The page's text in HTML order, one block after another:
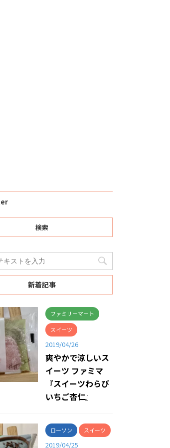
検索
新着記事
ファミリーマート
スイーツ
2019/04/26
爽やかで涼しいス
イーツ ファミマ
『スイーツわらび
いちご杏仁』
ローソン スイーツ
2019/04/25